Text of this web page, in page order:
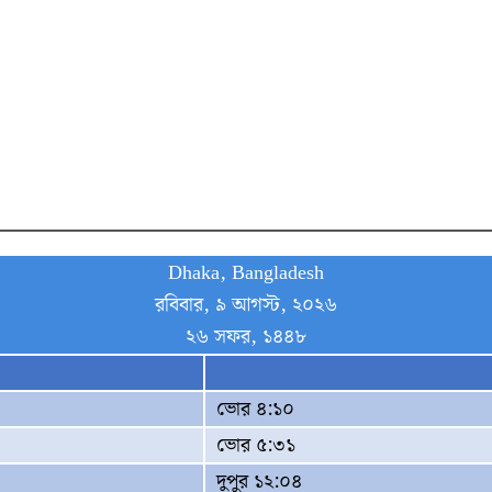
Dhaka, Bangladesh
রবিবার, ৯ আগস্ট, ২০২৬
২৬ সফর, ১৪৪৮
ভোর ৪:১০
ভোর ৫:৩১
দুপুর ১২:০৪